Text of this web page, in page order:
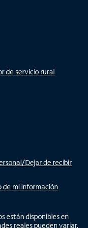
de servicio rural
Dejar de recibir
de mi información
están disponibles en
reales pueden variar.